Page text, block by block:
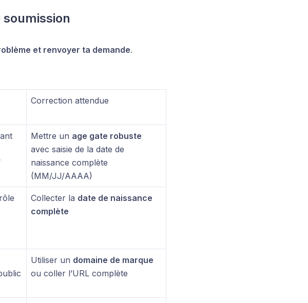
soumission
et renvoyer ta demande.
Correction attendue
Mettre un age gate robuste
avec saisie de la date de
naissance complète
(MM/JJ/AAAA)
Collecter la date de naissance
complète
Utiliser un domaine de marque
ou coller l’URL complète